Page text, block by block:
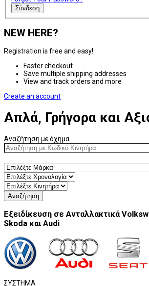
Σύνδεση
NEW HERE?
Registration is free and easy!
Faster checkout
Save multiple shipping addresses
View and track orders and more
Create an account
Απλά, Γρήγορα και
Αναζήτηση με όχημα
Αναζήτηση
Εξειδίκευση σε Ανταλλακτικά
Skoda και Audi
ΣΥΣΤΗΜΑ